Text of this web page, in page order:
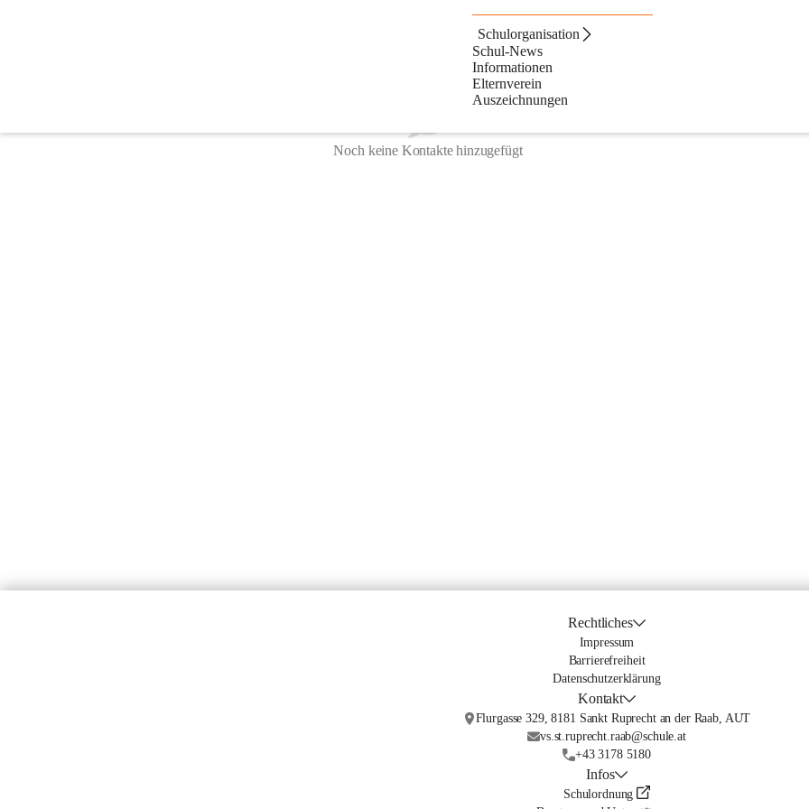
Schulorganisation
Schul-News
Informationen
Elternverein
Auszeichnungen
Noch keine Kontakte hinzugefügt
Rechtliches
Impressum
Barrierefreiheit
Datenschutzerklärung
Kontakt
Flurgasse 329, 8181 Sankt Ruprecht an der Raab, AUT
vs.st.ruprecht.raab@schule.at
+43 3178 5180
Infos
Schulordnung